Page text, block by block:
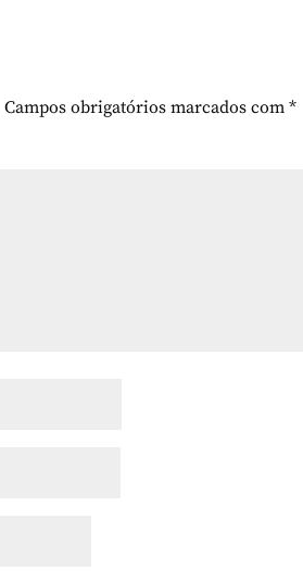
Campos obrigatórios marcados com *